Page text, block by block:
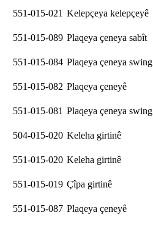
551-015-021 Kelepçeya kelepçeyê
551-015-089 Plaqeya çeneya sabît
551-015-084 Plaqeya çeneya swing
551-015-082 Plaqeya çeneyê
551-015-081 Plaqeya çeneya swing
504-015-020 Keleha girtinê
551-015-020 Keleha girtinê
551-015-019 Çîpa girtinê
551-015-087 Plaqeya çeneyê